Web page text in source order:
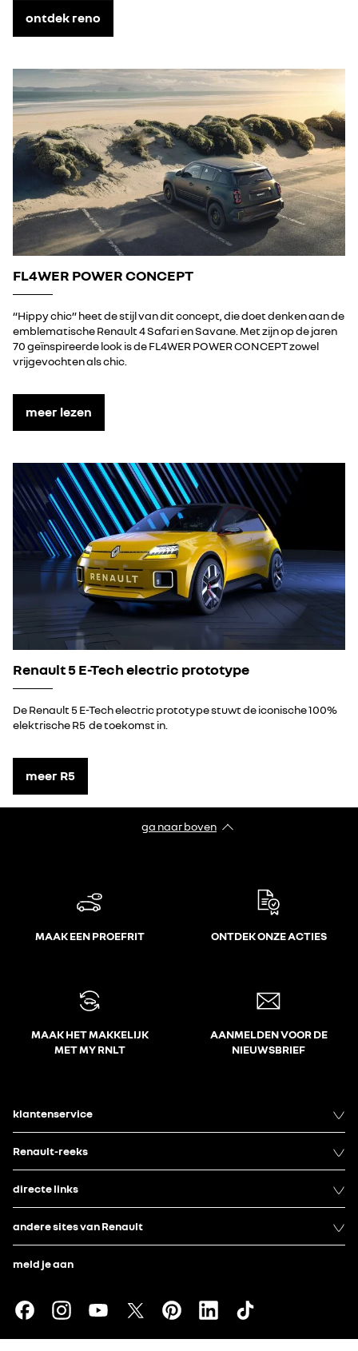
ontdek reno
FL4WER POWER CONCEPT
“Hippy chic” heet de stijl van dit concept, die doet denken aan de
emblematische Renault 4 Safari en Savane. Met zijn op de jaren
70 geïnspireerde look is de FL4WER POWER CONCEPT zowel
vrijgevochten als chic.
meer lezen
Renault 5 E-Tech electric prototype
De Renault 5 E-Tech electric prototype stuwt de iconische 100%
elektrische R5 de toekomst in.
meer R5
ga naar boven
MAAK EEN PROEFRIT ONTDEK ONZE ACTIES
MAAK HET MAKKELIJK
MET MY RNLT
AANMELDEN VOOR DE
NIEUWSBRIEF
klantenservice
Renault-reeks
directe links
andere sites van Renault
meld je aan